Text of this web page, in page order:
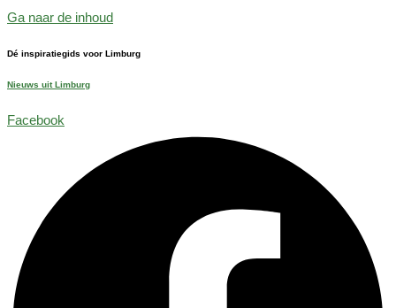
Ga naar de inhoud
Dé inspiratiegids voor Limburg
Nieuws uit Limburg
Facebook